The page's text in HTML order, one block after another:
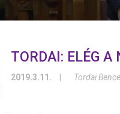
TORDAI: ELÉG A
2019.3.11. Tordai Bence